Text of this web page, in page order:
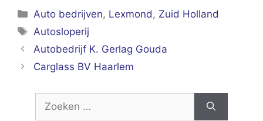
Categorieën
Auto bedrijven, Lexmond, Zuid Holland
Tags
Autosloperij
Autobedrijf K. Gerlag Gouda
Carglass BV Haarlem
Zoek